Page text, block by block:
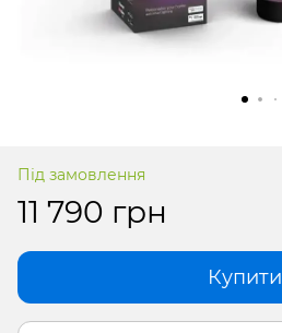
Під замовлення
11 790 грн
Купити